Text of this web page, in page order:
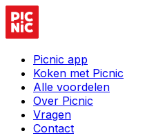
Picnic app
Koken met Picnic
Alle voordelen
Over Picnic
Vragen
Contact